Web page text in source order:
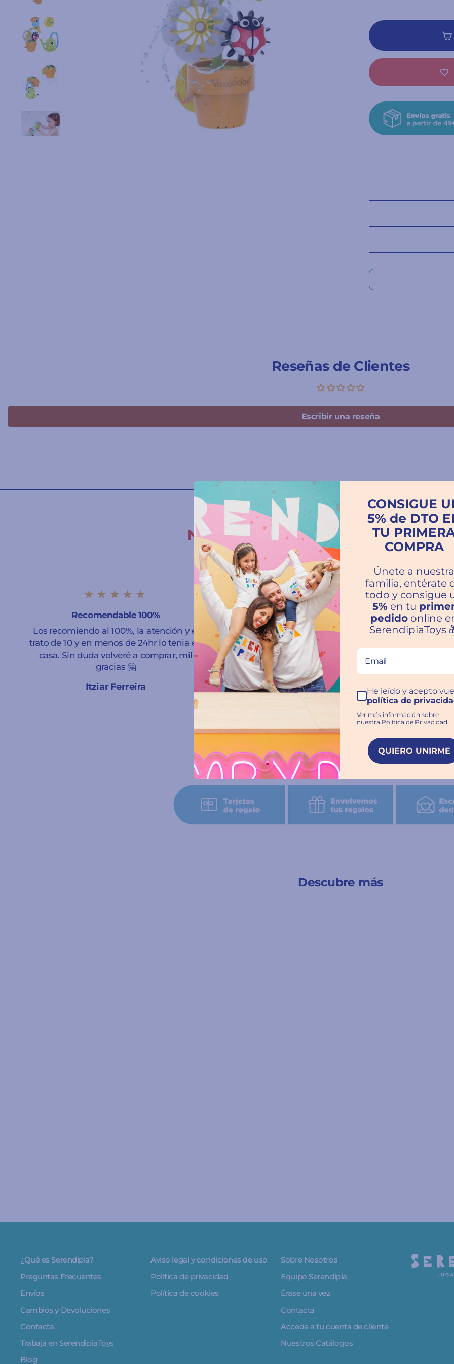
Reseñas de Clientes
Escribir una reseña
Nuestras familias hablan por
★★★★★
Recomendable 100%
Los recomiendo al 100%, la atención y el
trato de 10 y en menos de 24hr lo tenia en
casa. Sin duda volveré a comprar, mil
gracias 🤗
Itziar Ferreira
★★★★★
Inmejorable
Trato excelente y envío súper rápido. Volveré
a comprar. Recomendable al 100%
Rosa María Gonzalez
Jaén
Descubre más
¿Qué es Serendipia?
Preguntas Frecuentes
Envíos
Cambios y Devoluciones
Contacta
Trabaja en SerendipiaToys
Blog
Aviso legal y condiciones de uso
Política de privacidad
Política de cookies
Sobre Nosotros
Equipo Serendipia
Érase una vez
Contacta
Accede a tu cuenta de cliente
Nuestros Catálogos
CONSIGUE
5% de DTO
TU
COMPRA
Únete a nuestra
familia, entérate
todo y consigue
5% en tu
pedidoonline
SerendipiaToys
He leído y acepto
política de
Ver más información sobre
nuestra Política de Privacidad.
QUIERO UNIRME